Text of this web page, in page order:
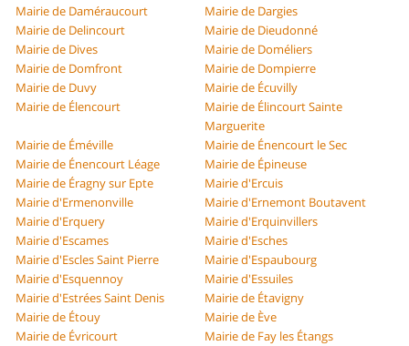
Mairie de Daméraucourt
Mairie de Dargies
Mairie de Delincourt
Mairie de Dieudonné
Mairie de Dives
Mairie de Doméliers
Mairie de Domfront
Mairie de Dompierre
Mairie de Duvy
Mairie de Écuvilly
Mairie de Élencourt
Mairie de Élincourt Sainte
Marguerite
Mairie de Éméville
Mairie de Énencourt le Sec
Mairie de Énencourt Léage
Mairie de Épineuse
Mairie de Éragny sur Epte
Mairie d'Ercuis
Mairie d'Ermenonville
Mairie d'Ernemont Boutavent
Mairie d'Erquery
Mairie d'Erquinvillers
Mairie d'Escames
Mairie d'Esches
Mairie d'Escles Saint Pierre
Mairie d'Espaubourg
Mairie d'Esquennoy
Mairie d'Essuiles
Mairie d'Estrées Saint Denis
Mairie de Étavigny
Mairie de Étouy
Mairie de Ève
Mairie de Évricourt
Mairie de Fay les Étangs